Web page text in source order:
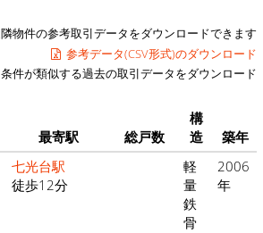
物件の参考取引データをダウンロードできます
参考データ(CSV形式)のダウンロード
件が類似する過去の取引データをダウンロード
最寄駅 総戸数
構
造
築年
七光台駅
徒歩12分
軽
量
鉄
骨
2006
年